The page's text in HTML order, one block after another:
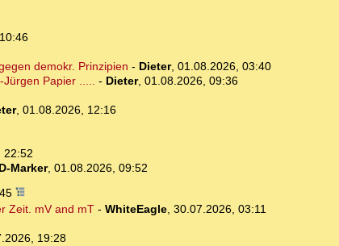
demokr. Prinzipien - Dieter, 01.08.2026, 03:40
Papier ..... - Dieter, 01.08.2026, 09:36
, 01.08.2026, 12:16
22:52
D-Marker, 01.08.2026, 09:52
Zeit. mV and mT- WhiteEagle, 30.07.2026, 03:11
19:28